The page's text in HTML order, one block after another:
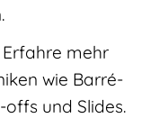
Erfahre mehr
wie Barré-
und Slides.